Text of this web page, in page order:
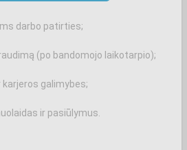
darbo patirties;
(po bandomojo laikotarpio);
galimybes;
ir pasiūlymus.